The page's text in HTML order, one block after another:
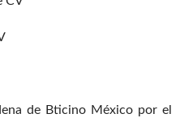
de Bticino México por el